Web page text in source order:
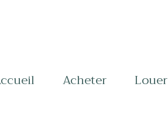
accueil acheter louer